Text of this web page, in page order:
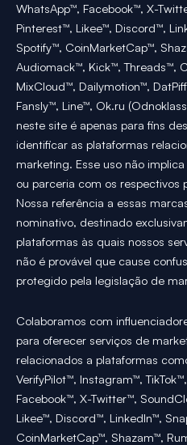
WhatsApp™, Facebook™, X-
Pinterest™, Likee™, Discord™,
Spotify™, CoinMarketCap™,
Audiomack™, Kick™, Threads™,
MixCloud™, Dailymotion™,
Fansly™, Line™, Ok.ru
neste site é apenas para fins
identificar as plataformas
marketing. Esse uso não
ou parceria com os respectivos
Nossa referência a essas
nominativo, destinado
plataformas às quais nossos
não é provável que cause
protegido pela legislação de
Colaboramos com
para oferecer serviços de
relacionados a plataformas
VerifyPilot™, Instagram™,
Facebook™, X-Twitter™,
Likee™, Discord™, LinkedIn™,
CoinMarketCap™, Shazam™,